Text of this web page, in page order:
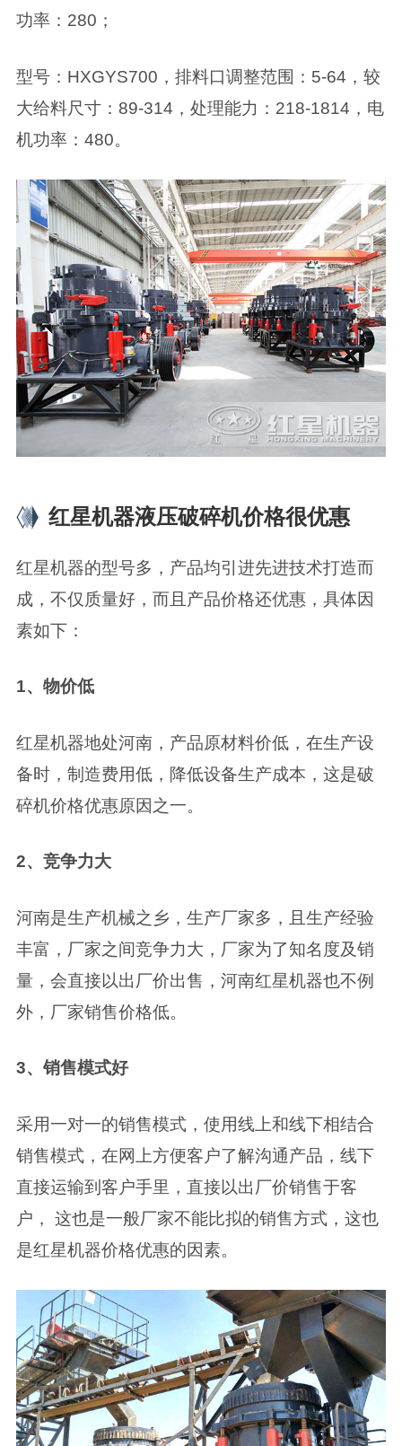
功率：280；
型号：HXGYS700，排料口调整范围：5-64，较
大给料尺寸：89-314，处理能力：218-1814，电
机功率：480。
红星机器液压破碎机价格很优惠
红星机器的型号多，产品均引进先进技术打造而
成，不仅质量好，而且产品价格还优惠，具体因
素如下：
1、物价低
红星机器地处河南，产品原材料价低，在生产设
备时，制造费用低，降低设备生产成本，这是破
碎机价格优惠原因之一。
2、竞争力大
河南是生产机械之乡，生产厂家多，且生产经验
丰富，厂家之间竞争力大，厂家为了知名度及销
量，会直接以出厂价出售，河南红星机器也不例
外，厂家销售价格低。
3、销售模式好
采用一对一的销售模式，使用线上和线下相结合
销售模式，在网上方便客户了解沟通产品，线下
直接运输到客户手里，直接以出厂价销售于客
户， 这也是一般厂家不能比拟的销售方式，这也
是红星机器价格优惠的因素。